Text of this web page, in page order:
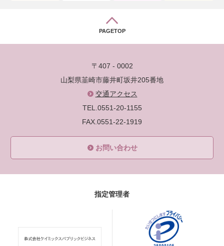
PAGETOP
〒407 - 0002
山梨県韮崎市藤井町坂井205番地
交通アクセス
TEL.0551-20-1155
FAX.0551-22-1919
お問い合わせ
指定管理者